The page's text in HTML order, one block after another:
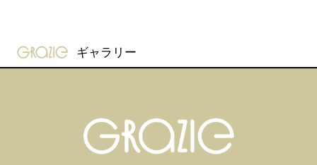
gravure-grazie
ギャラリー